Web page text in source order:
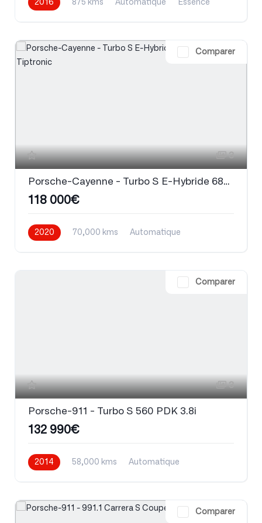
2016 875 kms Automatique Essence
Comparer
3
Porsche-Cayenne - Turbo S E-Hybride 680 ch Coupe Tiptronic
118 000€
2020 70,000 kms Automatique
Comparer
3
Porsche-911 - Turbo S 560 PDK 3.8i
132 990€
2014 58,000 kms
Automatique
Comparer